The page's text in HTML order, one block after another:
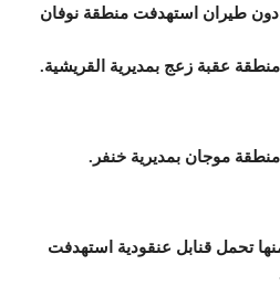
دون طيران استهدفت منطقة نوفان
عقبة زعج بمديرية القريشية.
موجان بمديرية خنفر.
منها تحمل قنابل عنقودية استهدفت